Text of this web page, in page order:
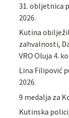
31. obljetnica
2026.
Kutina
zahvalnosti,
VRO Oluja 4.
Lina Filipović
2026.
9 medalja za
Kutinska